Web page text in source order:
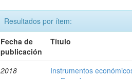
Resultados por ítem:
Fecha de
publicación
Título
2018
Instrumentos